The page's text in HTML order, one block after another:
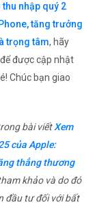
nhập quý 2
tăng trưởng
trọng tâm, hãy
được cập nhật
Chúc bạn giao
bài viếtXem
của Apple:
thẳng thương
khảo và do đó
đầu tư đối với bất